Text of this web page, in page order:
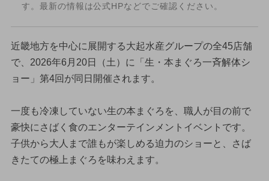
す。最新の情報は公式HPなどでご確認ください。
近畿地方を中心に展開する大起水産グループの全45店舗
で、2026年6月20日（土）に「生・本まぐろ一斉解体シ
ョー」第4回が同日開催されます。
一度も冷凍していない生の本まぐろを、職人が目の前で
豪快にさばく食のエンターテインメントイベントです。
子供から大人まで誰もが楽しめる迫力のショーと、さば
きたての極上まぐろを味わえます。